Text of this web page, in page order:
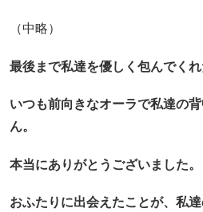
（中略）
最後まで私達を優しく包んでくれ
いつも前向きなオーラで私達の
ん。
本当にありがとうございました。
おふたりに出会えたことが、私達